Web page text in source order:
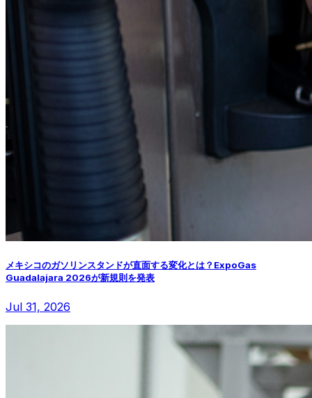
メキシコのガソリンスタンドが直面する変化とは？ExpoGas
Guadalajara 2026が新規則を発表
Jul 31, 2026